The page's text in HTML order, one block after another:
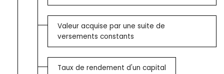
Valeur acquise par une suite de
versements constants
Taux de rendement d'un capital